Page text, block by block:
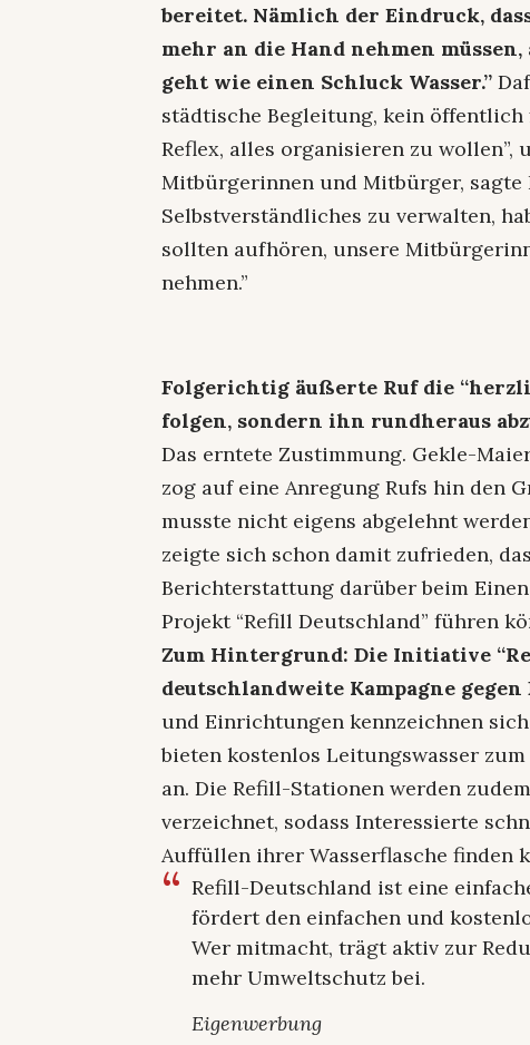
bereitet. Nämlich der Eindruck,
mehr an die Hand nehmen
geht wie einen Schluck Wasser.”
städtische Begleitung, kein öffentlich
Reflex, alles organisieren zu
Mitbürgerinnen und Mitbürger, sagte
Selbstverständliches zu verwalten,
sollten aufhören, unsere
nehmen.”
Folgerichtig äußerte Ruf die
folgen, sondern ihn rundheraus
Das erntete Zustimmung. Gekle-
zog auf eine Anregung Rufs hin den
musste nicht eigens abgelehnt
zeigte sich schon damit zufrieden,
Berichterstattung darüber beim
Projekt “Refill Deutschland” führen
Zum Hintergrund: Die Initiative
deutschlandweite Kampagne
und Einrichtungen kennzeichnen
bieten kostenlos Leitungswasser
an. Die Refill-Stationen werden
verzeichnet, sodass Interessierte
Auffüllen ihrer Wasserflasche finden
Refill-Deutschland ist eine
fördert den einfachen und
Wer mitmacht, trägt aktiv zur
mehr Umweltschutz bei.
Eigenwerbung